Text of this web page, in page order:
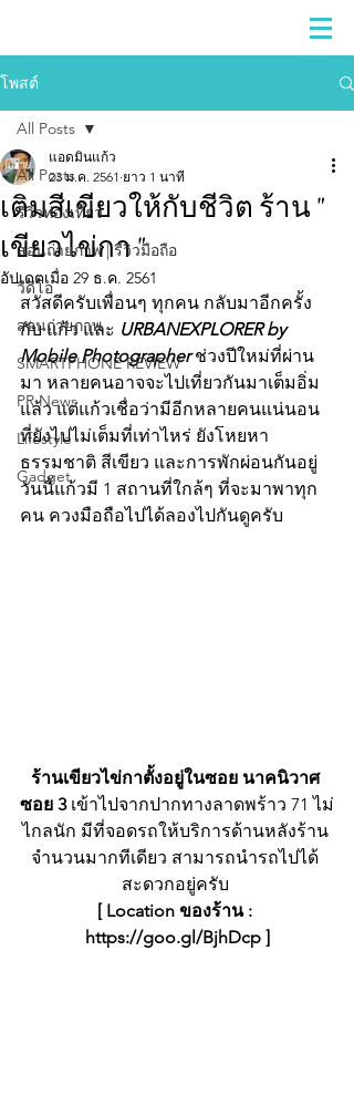
โพสต์
All Posts
รีวิวท่องเที่ยว
สอนถ่ายภาพ | รีวิวมือถือ
วีดีโอ
สอนถ่ายภาพ
SMARTPHONE REVIEW
PR News
Lifestyle
Gadget
All Posts
เติมสีเขียวให้กับชีวิต ร้าน "
เขียวไข่กา "
แอดมินแก้ว
23 ม.ค. 2561 ยาว 1 นาที
อัปเดตเมื่อ 29 ธ.ค. 2561
สวัสดีครับเพื่อนๆ ทุกคน กลับมาอีกครั้ง
กับ แก้ว และ URBANEXPLORER by
Mobile Photographer ช่วงปีใหม่ที่ผ่าน
มา หลายคนอาจจะไปเที่ยวกันมาเต็มอิ่ม
แล้ว แต่แก้วเชื่อว่ามีอีกหลายคนแน่นอน
ที่ยังไปไม่เต็มที่เท่าไหร่ ยังโหยหา
ธรรมชาติ สีเขียว และการพักผ่อนกันอยู่
วันนี้แก้วมี 1 สถานที่ใกล้ๆ ที่จะมาพาทุก
คน ควงมือถือไปได้ลองไปกันดูครับ
ร้านเขียวไข่กาตั้งอยู่ในซอย นาคนิวาศ
ซอย 3 เข้าไปจากปากทางลาดพร้าว 71 ไม่
ไกลนัก มีที่จอดรถให้บริการด้านหลังร้าน
จำนวนมากทีเดียว สามารถนำรถไปได้
สะดวกอยู่ครับ
[ Location ของร้าน :
https://goo.gl/BjhDcp ]